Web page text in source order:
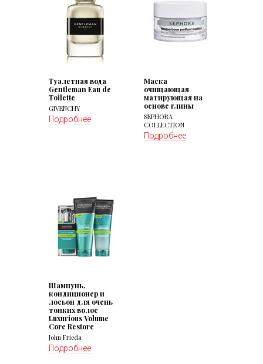
Туалетная вода
Gentleman Eau de
Toilette
GIVENCHY
Подробнее
Маска
очищающая
матирующая на
основе глины
SEPHORA
COLLECTION
Подробнее
Шампунь,
кондиционер и
лосьон для очень
тонких волос
Luxurious Volume
Core Restore
John Frieda
Подробнее